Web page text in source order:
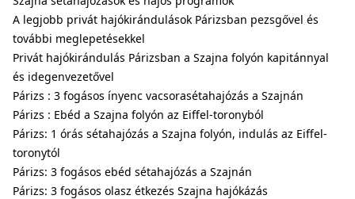
A legjobb privát hajókirándulások Párizsban pezsgővel és
további meglepetésekkel
Privát hajókirándulás Párizsban a Szajna folyón kapitánnyal
és idegenvezetővel
Párizs : 3 fogásos ínyenc vacsorasétahajózás a Szajnán
Párizs : Ebéd a Szajna folyón az Eiffel-toronyból
Párizs: 1 órás sétahajózás a Szajna folyón, indulás az Eiffel-
toronytól
Párizs: 3 fogásos ebéd sétahajózás a Szajnán
Párizs: 3 fogásos olasz étkezés Szajna hajókázás